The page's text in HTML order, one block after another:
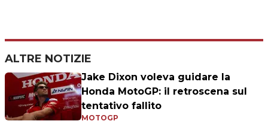
ALTRE NOTIZIE
Jake Dixon voleva guidare la
Honda MotoGP: il retroscena sul
tentativo fallito
MOTOGP